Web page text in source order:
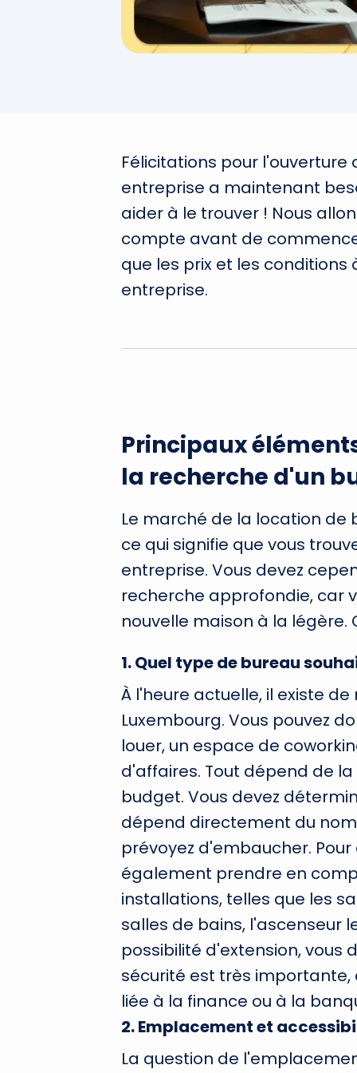
Félicitations pour
entreprise a maintenant
aider à le trouver ! Nous
compte avant de
que les prix et les
entreprise.
Principaux
la recherche d'un
Le marché de la location de
ce qui signifie que vous
entreprise. Vous devez
recherche approfondie, car
nouvelle maison à la
1.Quel type de bureau
À l'heure actuelle, il existe
Luxembourg. Vous pouvez
louer, un espace de
d'affaires. Tout dépend de
budget. Vous devez
dépend directement du
prévoyez d'embaucher.
également prendre en
installations, telles que les
salles de bains, l'ascenseur
possibilité d'extension, vous
sécurité est très importante,
liée à la finance ou à la
2.Emplacement et
La question de